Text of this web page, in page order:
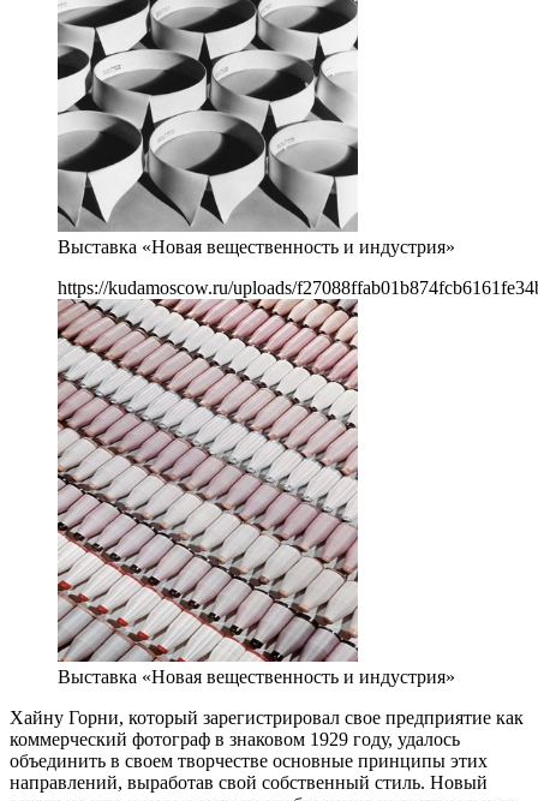
Выставка «Новая вещественность и индустрия»
https://kudamoscow.ru/uploads/
Выставка «Новая вещественность и индустрия»
Хайну Горни, который зарегистрировал свое предприятие как
коммерческий фотограф в знаковом 1929 году, удалось
объединить в своем творчестве основные принципы этих
направлений, выработав свой собственный стиль. Новый